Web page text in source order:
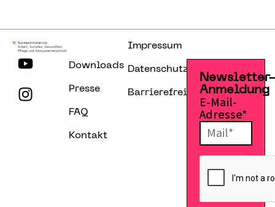
Downloads
Presse
FAQ
Kontakt
Impressum
Datenschutzerklärung
Barrierefreiheitserklärung
Anmeldung
E-Mail-
Adresse*